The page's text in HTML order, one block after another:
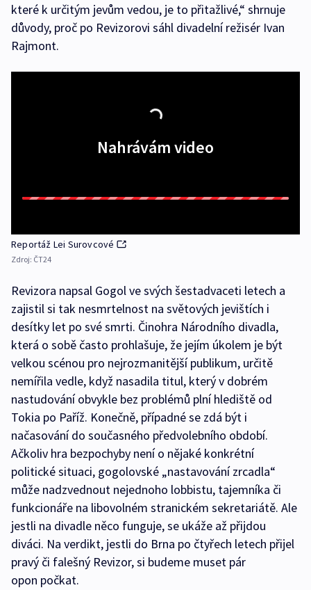
které k určitým jevům vedou, je to přitažlivé,“ shrnuje
důvody, proč po Revizorovi sáhl divadelní režisér Ivan
Rajmont.
Nahrávám video
Reportáž Lei Surovcové
Zdroj: ČT24
Revizora napsal Gogol ve svých šestadvaceti letech a
zajistil si tak nesmrtelnost na světových jevištích i
desítky let po své smrti. Činohra Národního divadla,
která o sobě často prohlašuje, že jejím úkolem je být
velkou scénou pro nejrozmanitější publikum, určitě
nemířila vedle, když nasadila titul, který v dobrém
nastudování obvykle bez problémů plní hlediště od
Tokia po Paříž. Konečně, případné se zdá být i
načasování do současného předvolebního období.
Ačkoliv hra bezpochyby není o nějaké konkrétní
politické situaci, gogolovské „nastavování zrcadla“
může nadzvednout nejednoho lobbistu, tajemníka či
funkcionáře na libovolném stranickém sekretariátě. Ale
jestli na divadle něco funguje, se ukáže až přijdou
diváci. Na verdikt, jestli do Brna po čtyřech letech přijel
pravý či falešný Revizor, si budeme muset pár
opon počkat.